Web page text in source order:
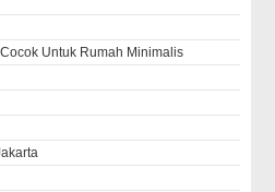
Untuk Rumah Minimalis